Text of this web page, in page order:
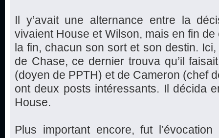
Il y’avait une alternance entre la
vivaient House et Wilson, mais en fin
la fin, chacun son sort et son destin.
de Chase, ce dernier trouva qu’il
(doyen de PPTH) et de Cameron (chef
ont deux posts intéressants. Il décida
House.
Plus important encore, fut